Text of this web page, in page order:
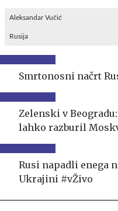
Aleksandar Vučić
Rusija
Smrtonosni načrt
Zelenski v
lahko razburil
Rusi napadli enega
Ukrajini #vŽivo